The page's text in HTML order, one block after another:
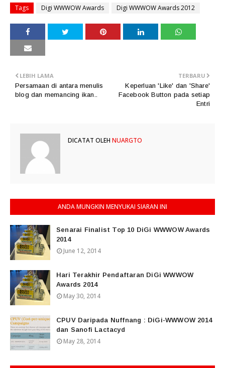
Tags Digi WWWOW Awards Digi WWWOW Awards 2012
TERBARU
Keperluan 'Like' dan 'Share'
Facebook Button pada setiap
Entri
LEBIH LAMA
Persamaan di antara menulis
blog dan memancing ikan..
DICATAT OLEH NUARGTO
ANDA MUNGKIN MENYUKAI SIARAN INI
Senarai Finalist Top 10 DiGi WWWOW Awards
2014
June 12, 2014
Hari Terakhir Pendaftaran DiGi WWWOW
Awards 2014
May 30, 2014
CPUV Daripada Nuffnang : DiGi-WWWOW 2014
dan Sanofi Lactacyd
May 28, 2014